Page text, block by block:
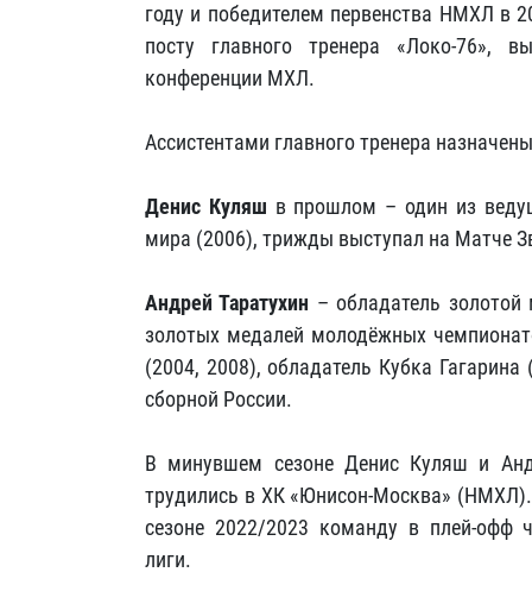
году и победителем первенства НМХЛ в
посту главного тренера «Локо-76»,
конференции МХЛ.
Ассистентами главного тренера
Денис Куляш в прошлом – один из
мира (2006), трижды выступал на Матче
Андрей Таратухин – обладатель
золотых медалей молодёжных
(2004, 2008), обладатель Кубка
сборной России.
В минувшем сезоне Денис Куляш и
трудились в ХК «Юнисон-Москва»
сезоне 2022/2023 команду в плей-офф
лиги.